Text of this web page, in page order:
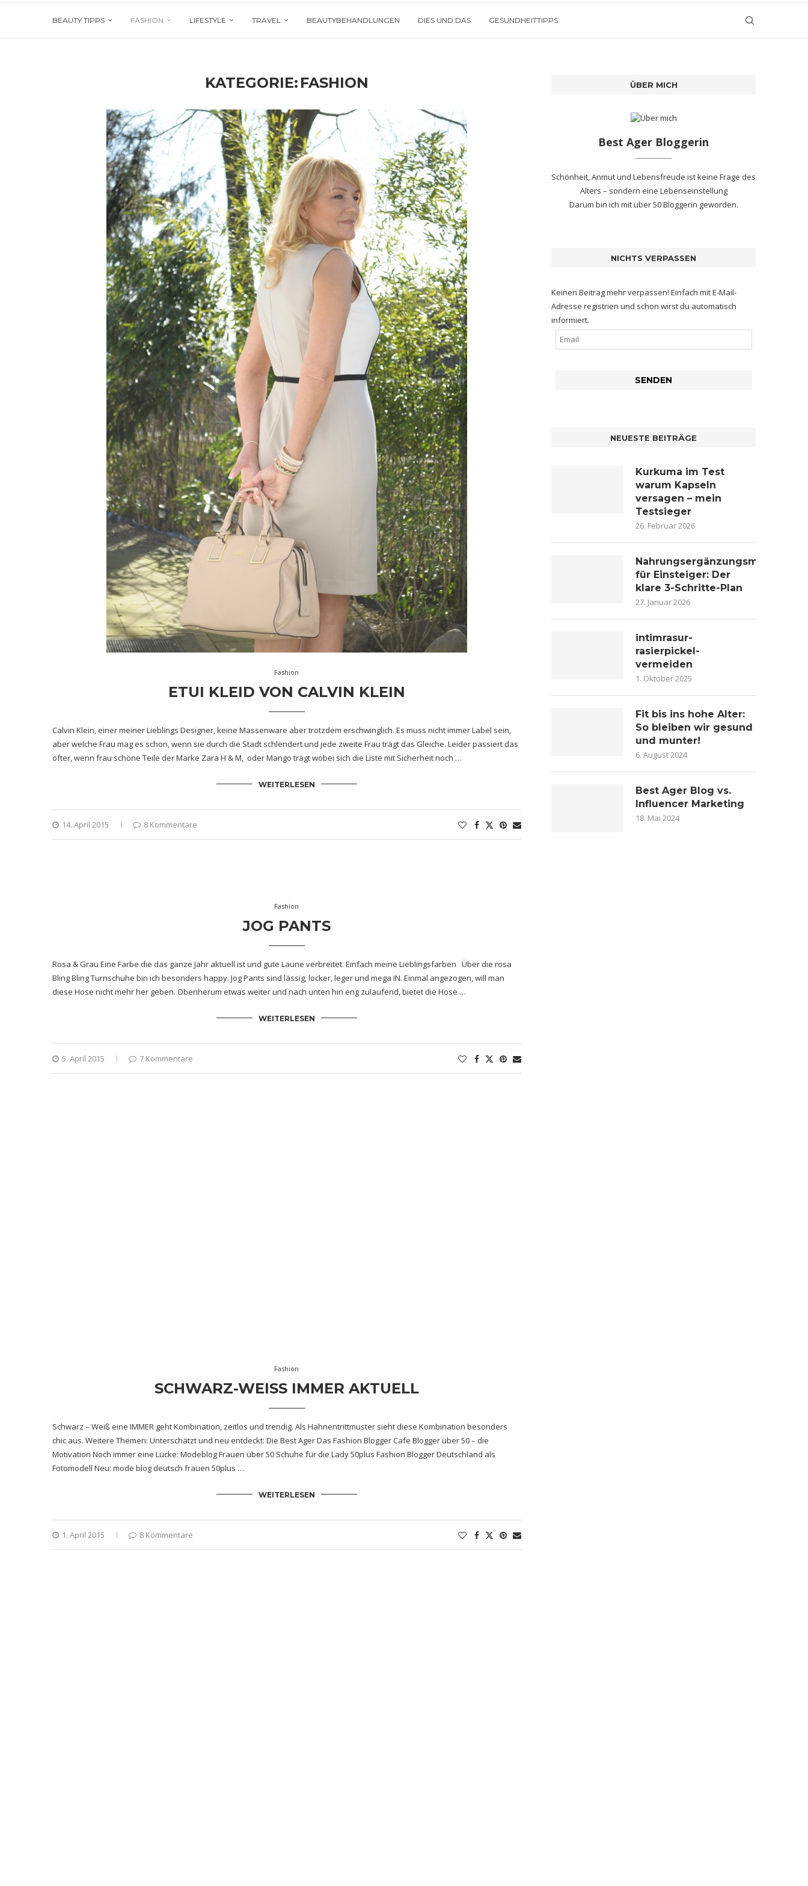
BEAUTY TIPPS FASHION LIFESTYLE TRAVEL BEAUTYBEHANDLUNGEN DIES UND DAS GESUNDHEITTIPPS
KATEGORIE: FASHION
Fashion
ETUI KLEID VON CALVIN KLEIN
Calvin Klein, einer meiner Lieblings Designer, keine Massenware aber trotzdem erschwinglich. Es muss nicht immer Label sein,
aber welche Frau mag es schon, wenn sie durch die Stadt schlendert und jede zweite Frau trägt das Gleiche. Leider passiert das
öfter, wenn frau schöne Teile der Marke Zara H & M, oder Mango trägt wobei sich die Liste mit Sicherheit noch …
WEITERLESEN
14. April 2015 8 Kommentare
Fashion
JOG PANTS
Rosa & Grau Eine Farbe die das ganze Jahr aktuell ist und gute Laune verbreitet. Einfach meine Lieblingsfarben Über die rosa
Bling Bling Turnschuhe bin ich besonders happy. Jog Pants sind lässig, locker, leger und mega IN. Einmal angezogen, will man
diese Hose nicht mehr her geben. Obenherum etwas weiter und nach unten hin eng zulaufend, bietet die Hose …
WEITERLESEN
5. April 2015 7 Kommentare
Fashion
NIX ZUM ANZIEHEN
Das ist nicht nur ein Spruch, sondern reale Wirklichkeit. Wer hat nicht schon einmal vor seinem Kleiderschrank gestanden und
wusste nicht was frau jetzt gerade anziehen soll ???? Basics im Kleiderschrank Dazu gibt es ein paar einfache Tipps und das
Zauberwort heißt „Basics“. Ich werde euch immer wieder Teile vorstellen, die ein absolutes „MUST HAVE“ sind und in keinem …
WEITERLESEN
3. Februar 2015 0 Kommentare
ÜBER MICH
Best Ager Bloggerin
Schönheit, Anmut und Lebensfreude ist keine Frage des
Alters – sondern eine Lebenseinstellung
Darum bin ich mitüber 50 Bloggerin geworden.
NICHTS VERPASSEN
Keinen Beitrag mehr verpassen! Einfach mit E-Mail-
Adresse registrien und schon wirst du automatisch
informiert.
NEUESTE BEITRÄGE
Kurkuma im Test
warum Kapseln
versagen – mein
Testsieger
26. Februar 2026
Nahrungsergänzungsmittel
für Einsteiger: Der
klare 3-Schritte-Plan
27. Januar 2026
intimrasur-
rasierpickel-
vermeiden
1. Oktober 2025
Fit bis ins hohe Alter:
So bleiben wir gesund
und munter!
6. August 2024
Best Ager Blog vs.
Influencer Marketing
18. Mai 2024